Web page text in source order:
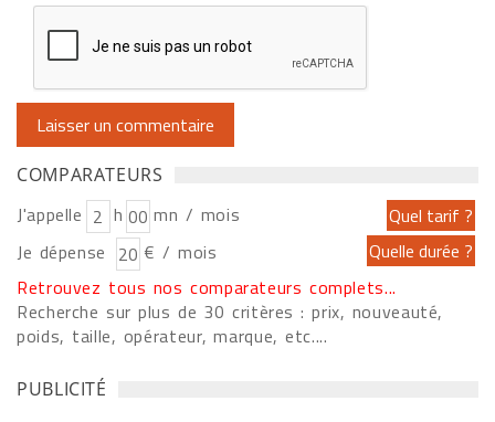
COMPARATEURS
J'appelle h
mn / mois
Je dépense
€ / mois
Retrouvez tous nos comparateurs complets...
Recherche sur plus de 30 critères : prix, nouveauté,
poids, taille, opérateur, marque, etc....
PUBLICITÉ